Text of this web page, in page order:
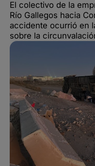
El colectivo de la
Río Gallegos hacia
accidente ocurrió en
sobre la